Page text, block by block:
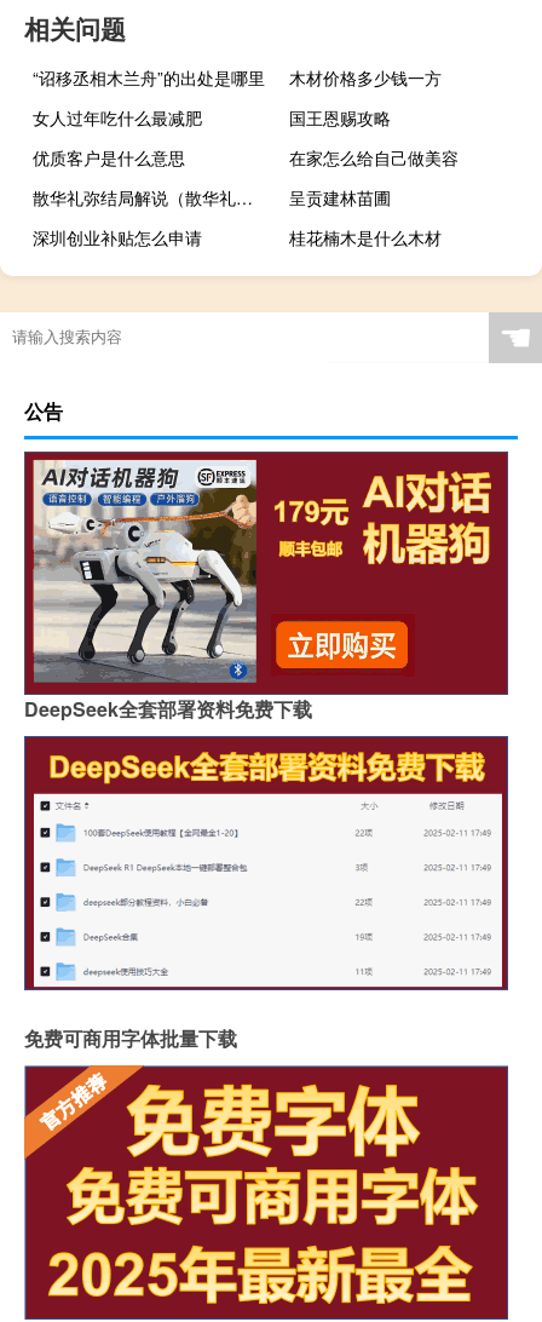
相关问题
“诏移丞相木兰舟”的出处是哪里
木材价格多少钱一方
女人过年吃什么最减肥
国王恩赐攻略
优质客户是什么意思
在家怎么给自己做美容
散华礼弥结局解说（散华礼弥结局）
呈贡建林苗圃
深圳创业补贴怎么申请
桂花楠木是什么木材
☚
公告
DeepSeek全套部署资料免费下载
免费可商用字体批量下载